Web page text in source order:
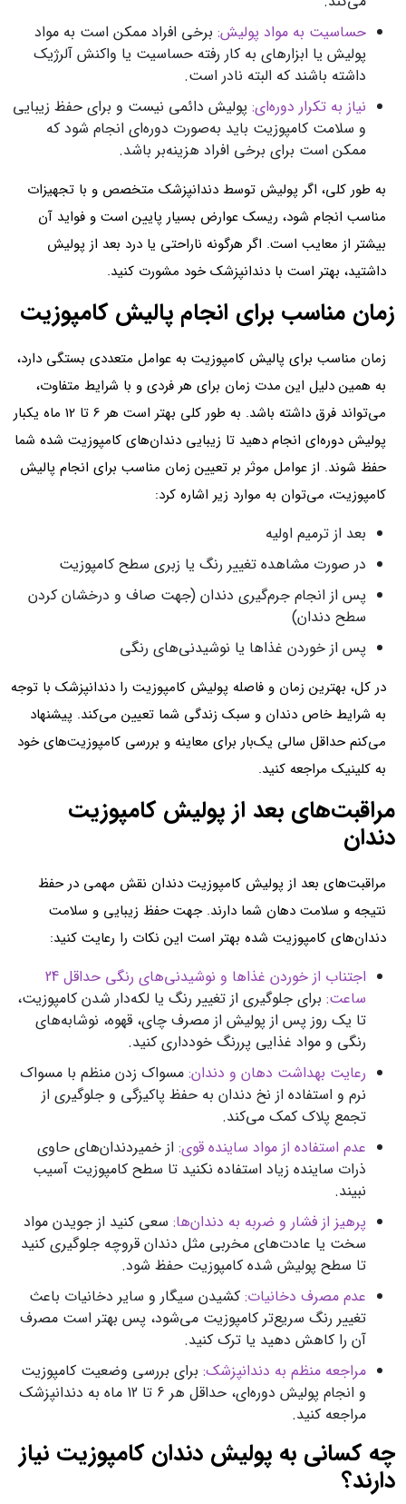
حساسیت به مواد پولیش: برخی افراد ممکن است به مواد
پولیش یا ابزارهای به کار رفته حساسیت یا واکنش آلرژیک
داشته باشند که البته نادر است.
نیاز به تکرار دوره‌ای: پولیش دائمی نیست و برای حفظ زیبایی
و سلامت کامپوزیت باید به‌صورت دوره‌ای انجام شود که
ممکن است برای برخی افراد هزینه‌بر باشد.
به طور کلی، اگر پولیش توسط دندانپزشک متخصص و با تجهیزات
مناسب انجام شود، ریسک عوارض بسیار پایین است و فواید آن
بیشتر از معایب است. اگر هرگونه ناراحتی یا درد بعد از پولیش
داشتید، بهتر است با دندانپزشک خود مشورت کنید.
زمان مناسب برای انجام پالیش کامپوزیت
زمان مناسب برای پالیش کامپوزیت به عوامل متعددی بستگی دارد،
به همین دلیل این مدت زمان برای هر فردی و با شرایط متفاوت،
می‌تواند فرق داشته باشد. به طور کلی بهتر است هر 6 تا 12 ماه یکبار
پولیش دوره‌ای انجام دهید تا زیبایی دندان‌های کامپوزیت شده شما
حفظ شوند. از عوامل موثر بر تعیین زمان مناسب برای انجام پالیش
کامپوزیت، می‌توان به موارد زیر اشاره کرد:
بعد از ترمیم اولیه
در صورت مشاهده تغییر رنگ یا زبری سطح کامپوزیت
پس از انجام جرم‌گیری دندان (جهت صاف و درخشان کردن
سطح دندان)
پس از خوردن غذاها یا نوشیدنی‌های رنگی
در کل، بهترین زمان و فاصله پولیش کامپوزیت را دندانپزشک با توجه
به شرایط خاص دندان و سبک زندگی شما تعیین می‌کند. پیشنهاد
می‌کنم حداقل سالی یک‌بار برای معاینه و بررسی کامپوزیت‌های خود
به کلینیک مراجعه کنید.
مراقبت‌های بعد از پولیش کامپوزیت
دندان
مراقبت‌های بعد از پولیش کامپوزیت دندان نقش مهمی در حفظ
نتیجه و سلامت دهان شما دارند. جهت حفظ زیبایی و سلامت
دندان‌های کامپوزیت شده بهتر است این نکات را رعایت کنید:
اجتناب از خوردن غذاها و نوشیدنی‌های رنگی حداقل 24
ساعت: برای جلوگیری از تغییر رنگ یا لکه‌دار شدن کامپوزیت،
تا یک روز پس از پولیش از مصرف چای، قهوه، نوشابه‌های
رنگی و مواد غذایی پررنگ خودداری کنید.
رعایت بهداشت دهان و دندان: مسواک زدن منظم با مسواک
نرم و استفاده از نخ دندان به حفظ پاکیزگی و جلوگیری از
تجمع پلاک کمک می‌کند.
عدم استفاده از مواد ساینده قوی: از خمیردندان‌های حاوی
ذرات ساینده زیاد استفاده نکنید تا سطح کامپوزیت آسیب
نبیند.
پرهیز از فشار و ضربه به دندان‌ها: سعی کنید از جویدن مواد
سخت یا عادت‌های مخربی مثل دندان قروچه جلوگیری کنید
تا سطح پولیش شده کامپوزیت حفظ شود.
عدم مصرف دخانیات: کشیدن سیگار و سایر دخانیات باعث
تغییر رنگ سریع‌تر کامپوزیت می‌شود، پس بهتر است مصرف
آن را کاهش دهید یا ترک کنید.
مراجعه منظم به دندانپزشک: برای بررسی وضعیت کامپوزیت
و انجام پولیش دوره‌ای، حداقل هر 6 تا 12 ماه به دندانپزشک
مراجعه کنید.
چه کسانی به پولیش دندان کامپوزیت نیاز
دارند؟